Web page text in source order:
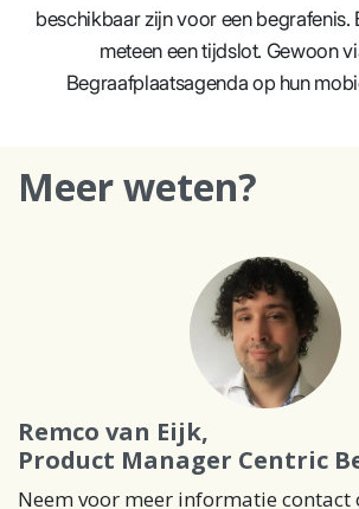
beschikbaar zijn voor een begrafenis.
meteen een tijdslot. Gewoon
Begraafplaatsagenda op hun
Meer weten?
Remco van Eijk,
Product Manager Centric
Neem voor meer informatie contact